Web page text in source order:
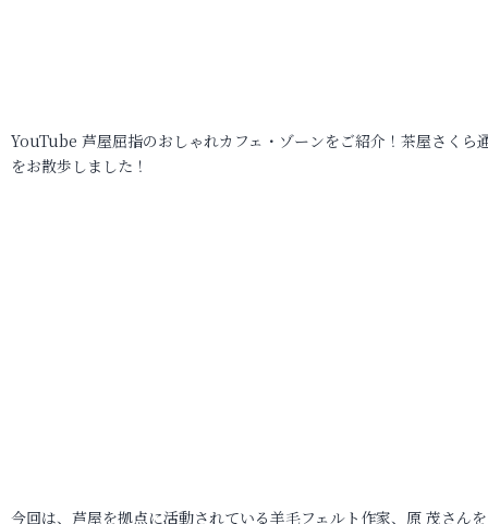
YouTube 芦屋屈指のおしゃれカフェ・ゾーンをご紹介！茶屋さくら
をお散歩しました！
今回は、芦屋を拠点に活動されている羊毛フェルト作家、原 茂さん